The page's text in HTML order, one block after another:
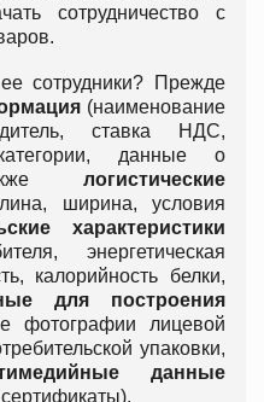
сотрудничество с
сотрудники? Прежде
(наименование
ставка НДС,
данные о
логистические
ширина, условия
характеристики
энергетическая
калорийность белки,
для построения
фотографии лицевой
упаковки,
данные